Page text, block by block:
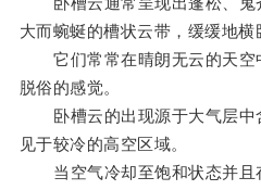
大而蜿蜒的槽状云带，缓缓地横
它们常常在晴朗无云的天空
脱俗的感觉。
卧槽云的出现源于大气层中
见于较冷的高空区域。
当空气冷却至饱和状态并且